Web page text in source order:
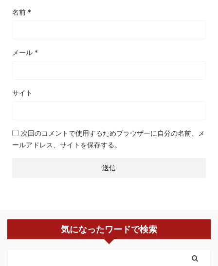
名前 *
メール *
サイト
次回のコメントで使用するためブラウザーに自分の名前、メ
ールアドレス、サイトを保存する。
気になったワードで検索